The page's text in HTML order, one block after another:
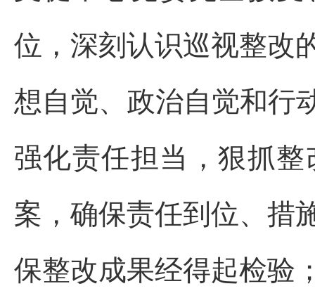
位，深刻认识巡视整改
想自觉、政治自觉和行
强化责任担当，狠抓
案，确保责任到位、措
保整改成果经得起检验